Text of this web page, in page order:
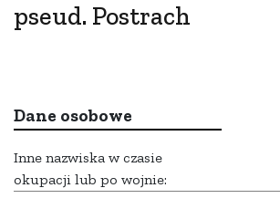
pseud. Postrach
Dane osobowe
Inne nazwiska w czasie
okupacji lub po wojnie: